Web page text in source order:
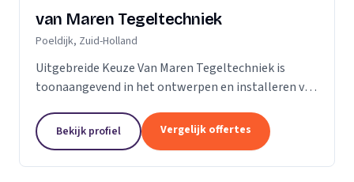
van Maren Tegeltechniek
Poeldijk, Zuid-Holland
Uitgebreide Keuze Van Maren Tegeltechniek is
toonaangevend in het ontwerpen en installeren van
een aantrekkelijke prijs. Bij ons treft u een...
Bekijk profiel Vergelijk offertes